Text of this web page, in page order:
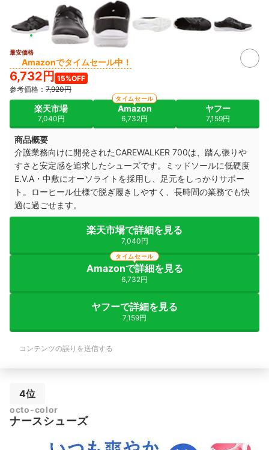
最安価格
Amazonでタイムセール中！
6,732円 15%OFF
参考価格： 7,920円
楽天市場
7,040円
Amazon
6,732円
タイムセール
ヤフー
7,159円
商品概要
介護業務向けに開発されたCAREWALKER 700は、踏ん張りや
すさと安定感を追求したシューズです。ミッドソールに低硬度
E.V.A・中敷にオーソライトを採用し、足元をしっかりサポー
ト。ローヒール仕様で脱ぎ履きしやすく、長時間の業務でも快
適に過ごせます。
楽天市場で詳細を見る
7,040円
Amazonで詳細を見る
6,732円
タイムセール
ヤフーで詳細を見る
7,159円
コンテンツの誤りを送信する
4位
octo-color
ナースシューズ